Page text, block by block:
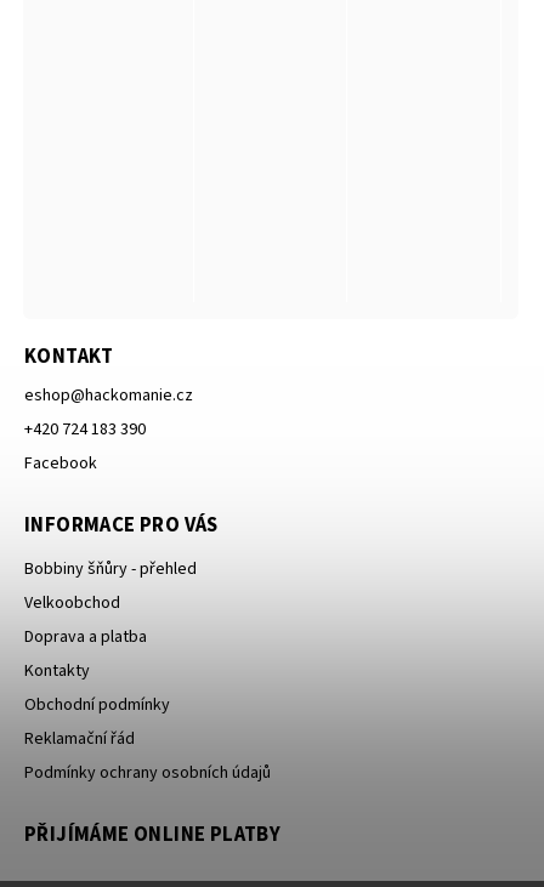
KONTAKT
eshop@hackomanie.cz
+420 724 183 390
Facebook
INFORMACE PRO VÁS
Bobbiny šňůry - přehled
Velkoobchod
Doprava a platba
Kontakty
Obchodní podmínky
Reklamační řád
Podmínky ochrany osobních údajů
PŘIJÍMÁME ONLINE PLATBY